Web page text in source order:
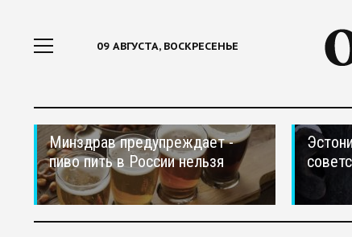
09 АВГУСТА, ВОСКРЕСЕНЬЕ
Минздрав предупреждает -
пиво пить в России нельзя